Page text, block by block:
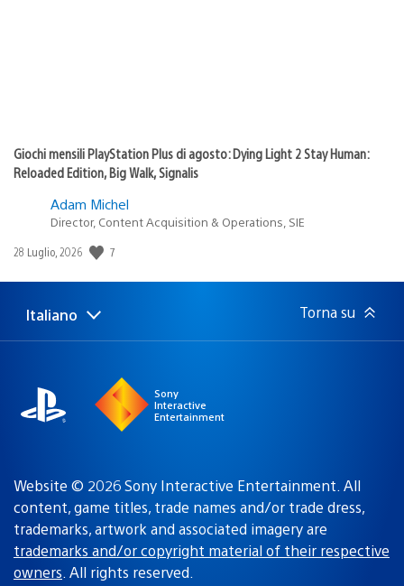
Giochi mensili PlayStation Plus di agosto: Dying Light 2 Stay Human:
Reloaded Edition, Big Walk, Signalis
Adam Michel
Director, Content Acquisition & Operations, SIE
Data
pubblicazione:
28 Luglio, 2026 7
Seleziona
una
Regione
attuale:
Italiano Torna su
Sony
Interactive
Entertainment
Website © 2026 Sony Interactive Entertainment. All
content, game titles, trade names and/or trade dress,
trademarks, artwork and associated imagery are
trademarks and/or copyright material of their respective
owners. All rights reserved.